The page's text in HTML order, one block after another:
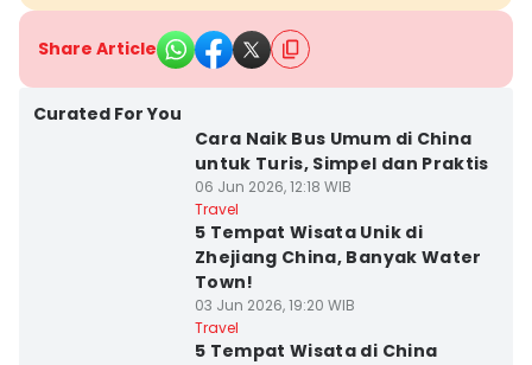
Share Article
Curated For You
Cara Naik Bus Umum di China
untuk Turis, Simpel dan Praktis
06 Jun 2026, 12:18 WIB
Travel
5 Tempat Wisata Unik di
Zhejiang China, Banyak Water
Town!
03 Jun 2026, 19:20 WIB
Travel
5 Tempat Wisata di China